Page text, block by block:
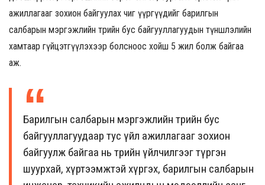
ажиллагааг зохион байгуулах чиг үүргүүдийг барилгын
салбарын мэргэжлийн төрийн бус байгууллагуудын түншлэлийн
хамтаар гүйцэтгүүлэхээр болсноос хойш 5 жил болж байгаа
аж.
Барилгын салбарын мэргэжлийн төрийн бус
байгууллагуудаар тусүйл ажиллагааг зохион
байгуулж байгаа ньтөрийн үйлчилгээг түргэн
шуурхай, хүртээмжтэй хүргэх, барилгын салбарын